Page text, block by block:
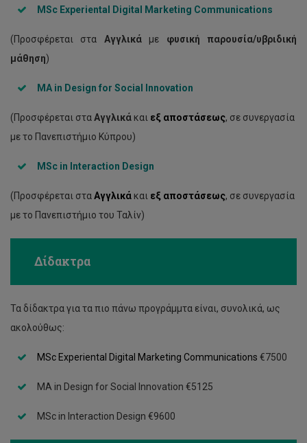
MSc Experiental Digital Marketing Communications
(Προσφέρεται στα Αγγλικάμε φυσική παρουσία/υβριδική
μάθηση)
MA in Design for Social Innovation
(Προσφέρεται στα Αγγλικά και εξ αποστάσεως, σε συνεργασία
με το Πανεπιστήμιο Κύπρου)
MSc in Interaction Design
(Προσφέρεται στα Αγγλικά και εξ αποστάσεως, σε συνεργασία
με το Πανεπιστήμιο του Ταλίν)
Δίδακτρα
Τα δίδακτρα για τα πιο πάνω προγράμμτα είναι, συνολικά, ως
ακολούθως:
MSc Experiental Digital Marketing Communications €7500
MA in Design for Social Innovation €5125
MSc in Interaction Design €9600